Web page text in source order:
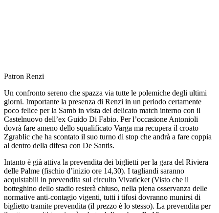
Patron Renzi
Un confronto sereno che spazza via tutte le polemiche degli ultimi
giorni. Importante la presenza di Renzi in un periodo certamente
poco felice per la Samb in vista del delicato match interno con il
Castelnuovo dell’ex Guido Di Fabio. Per l’occasione Antonioli
dovrà fare ameno dello squalificato Varga ma recupera il croato
Zgrablic che ha scontato il suo turno di stop che andrà a fare coppia
al dentro della difesa con De Santis.
Intanto è già attiva la prevendita dei biglietti per la gara del Riviera
delle Palme (fischio d’inizio ore 14,30). I tagliandi saranno
acquistabili in prevendita sul circuito Vivaticket (Visto che il
botteghino dello stadio resterà chiuso, nella piena osservanza delle
normative anti-contagio vigenti, tutti i tifosi dovranno munirsi di
biglietto tramite prevendita (il prezzo è lo stesso). La prevendita per